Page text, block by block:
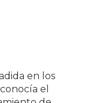
en los
el